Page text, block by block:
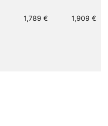
1,789 € 1,909 €